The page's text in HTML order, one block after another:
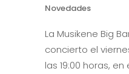
Novedades
La Musikene Big
concierto el
las 19:00 horas,